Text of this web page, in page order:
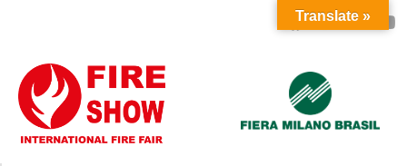
Translate »